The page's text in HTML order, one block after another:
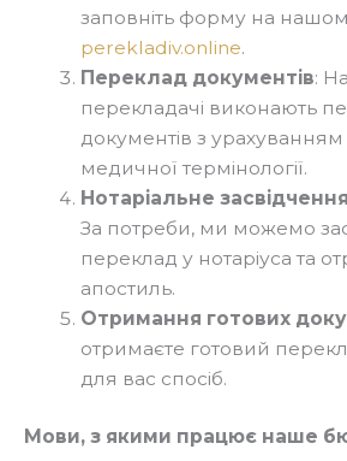
заповніть форму на
perekladiv.online.
Переклад документів:
перекладачі виконають
документів з урахуванням
медичної термінології.
Нотаріальне
За потреби, ми можемо
переклад у нотаріуса та
апостиль.
Отримання готових
отримаєте готовий
для вас спосіб.
Мови, з якими працює наше